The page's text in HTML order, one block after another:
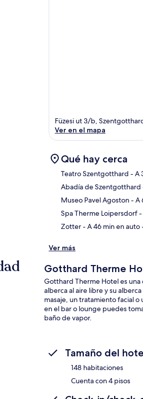
Füzesi ut 3/b,
Ver en el mapa
Qué hay cerca
Teatro Szentgotthard - A
Abadía de Szentgotthard
Museo Pavel Agoston- A
Spa Therme Loipersdorf-
Zotter- A 46 min en auto
Ver más
Gotthard Therme
Gotthard Therme Hotel es
alberca al aire libre y su
masaje, un tratamiento facial
en el bar o lounge puedes
baño de vapor.
Tamaño del
148 habitaciones
Cuenta con 4 pisos